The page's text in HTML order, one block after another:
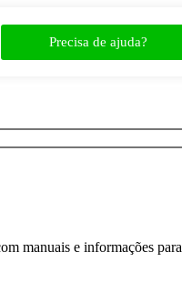
Precisa de ajuda?
manuais e informações para